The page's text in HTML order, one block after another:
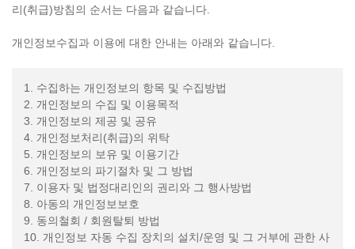
리(취급)방침의 순서는 다음과 같습니다.
개인정보수집과 이용에 대한 안내는 아래와 같습니다.
1. 수집하는 개인정보의 항목 및 수집방법
2. 개인정보의 수집 및 이용목적
3. 개인정보의 제공 및 공유
4. 개인정보처리(취급)의 위탁
5. 개인정보의 보유 및 이용기간
6. 개인정보의 파기절차 및 그 방법
7. 이용자 및 법정대리인의 권리와 그 행사방법
8. 아동의 개인정보보호
9. 동의철회 / 회원탈퇴 방법
10. 개인정보 자동 수집 장치의 설치/운영 및 그 거부에 관한 사